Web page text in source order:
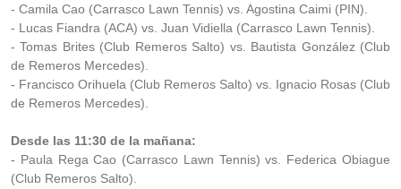
- Camila Cao (Carrasco Lawn Tennis) vs. Agostina Caimi (PIN).
- Lucas Fiandra (ACA) vs. Juan Vidiella (Carrasco Lawn Tennis).
- Tomas Brites (Club Remeros Salto) vs. Bautista González (Club
de Remeros Mercedes).
- Francisco Orihuela (Club Remeros Salto) vs. Ignacio Rosas (Club
de Remeros Mercedes).
Desde las 11:30 de la mañana:
- Paula Rega Cao (Carrasco Lawn Tennis) vs. Federica Obiague
(Club Remeros Salto).